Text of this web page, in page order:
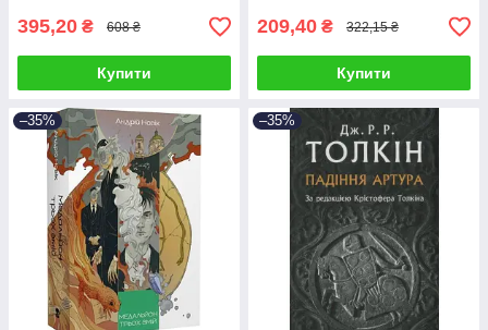
395,20 ₴ 608 ₴
Купити
209,40 ₴ 322,15 ₴
Купити
–35% –35%